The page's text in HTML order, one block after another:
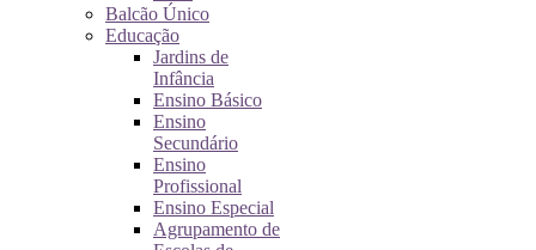
Balcão Único
Educação
Jardins de
Infância
Ensino Básico
Ensino
Secundário
Ensino
Profissional
Ensino Especial
Agrupamento de